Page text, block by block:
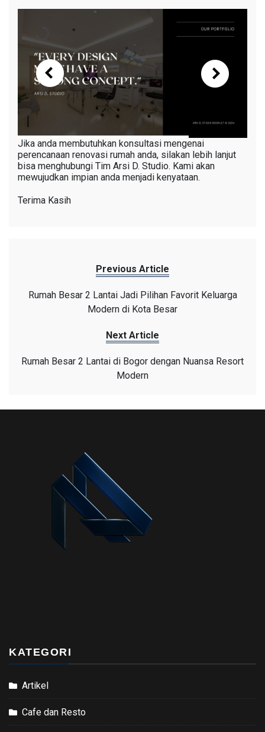
Jika anda membutuhkan konsultasi mengenai
perencanaan renovasi rumah anda, silakan lebih lanjut
bisa menghubungi Tim Arsi D. Studio. Kami akan
mewujudkan impian anda menjadi kenyataan.
Terima Kasih
Previous Article
Rumah Besar 2 Lantai Jadi Pilihan Favorit Keluarga
Modern di Kota Besar
Next Article
Rumah Besar 2 Lantai di Bogor dengan Nuansa Resort
Modern
KATEGORI
Artikel
Cafe dan Resto